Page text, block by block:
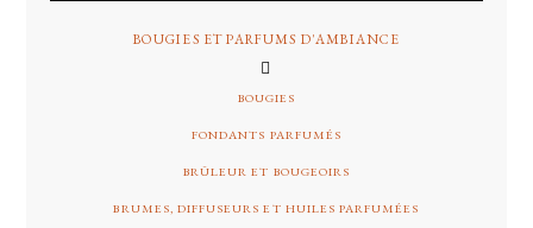
BOUGIES ET PARFUMS D'AMBIANCE
BOUGIES
FONDANTS PARFUMÉS
BRÛLEUR ET BOUGEOIRS
BRUMES, DIFFUSEURS ET HUILES PARFUMÉES